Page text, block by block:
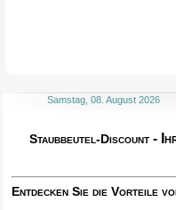
Samstag, 08. August 2026
Staubbeutel-Discount -
Entdecken Sie die Vorteile